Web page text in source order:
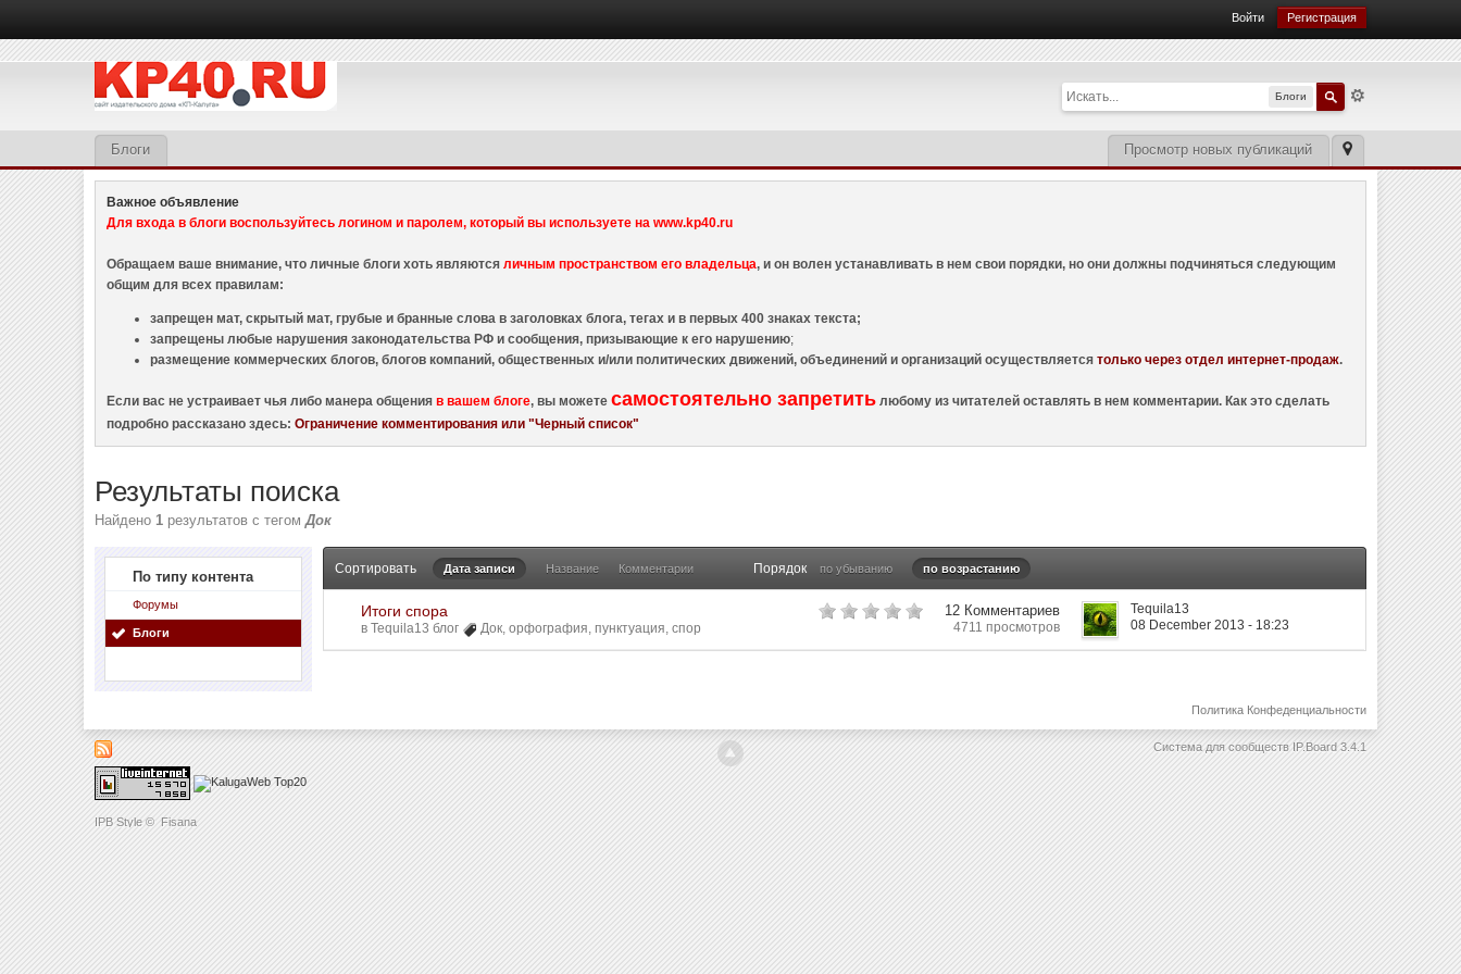
IPB Style © Fisana
Войти Регистрация
Блоги
Просмотр новых публикаций
Блоги
Важное объявление
Для входа в блоги воспользуйтесь логином и паролем, который вы используете на www.kp40.ru
Обращаем ваше внимание, что личные блоги хоть являютсяличным пространством его владельца, и он волен устанавливать в нем свои порядки, но они должны подчиняться следующим
общим для всех правилам:
запрещен мат, скрытый мат, грубые и бранные слова в заголовках блога, тегах и в первых 400 знаках текста;
запрещены любые нарушения законодательства РФ и сообщения, призывающие к его нарушению;
размещение коммерческих блогов, блогов компаний, общественных и/или политических движений, объединений и организаций осуществляетсятолько через отдел интернет-продаж.
Если вас не устраивает чья либо манера общенияв вашем блоге, вы можетесамостоятельно запретить любому из читателей оставлять в нем комментарии. Как это сделать
подробно рассказано здесь:Ограничение комментирования или "Черный список"
Результаты поиска
Найдено1 результатов с тегомДок
По типу контента
Форумы
Блоги
Сортировать Дата записи Название Комментарии Порядок по убыванию по возрастанию
Итоги спора
вTequila13 блог Док,орфография,пунктуация,спор
12 Комментариев
4711 просмотров
Tequila13
08 December 2013 - 18:23
Политика Конфеденциальности
Система для сообществ IP.Board 3.4.1